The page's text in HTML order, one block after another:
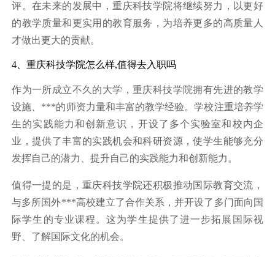
评。在未来的发展中，重庆科技学院将继续努力，以更好
的教学质量和更实用的教育服务，为培养更多的高质量人
才做出更大的贡献。
4、重庆科技学院怎么样,值得去入职吗
作为一所成立不久的大学，重庆科技学院拥有先进的教学
设施、***的师资力量和丰富的教学经验。学校注重培养学
生的实践能力和创新意识，开设了多个实验室和校内企
业，提供了丰富的实践机会和科研资源，使学生能够充分
发挥自己的潜力、提升自己的实践能力和创新能力。
值得一提的是，重庆科技学院还积极推动国际教育交流，
与多所国外***高校建立了合作关系，并开设了多门面向国
际学生的专业课程。这为学生提供了进一步拓展国际视
野、了解国际文化的机会。